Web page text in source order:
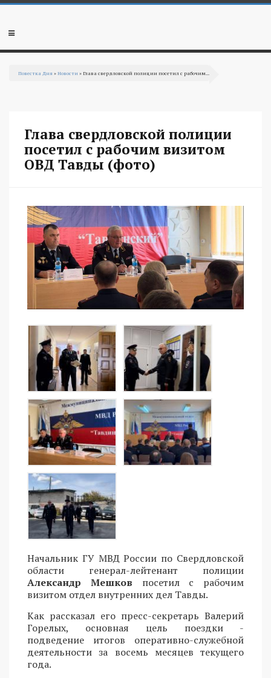
Перейти к основному содержанию
Мобильное
Повестка Дня »Новости » Глава свердловской полиции посетил с рабочим...
Глава свердловской полиции
посетил с рабочим визитом
ОВД Тавды (фото)
Начальник ГУ МВД России по Свердловской
области генерал-лейтенант полиции
Александр Мешков посетил с рабочим
визитом отдел внутренних дел Тавды.
Как рассказал его пресс-секретарь Валерий
Горелых, основная цель поездки -
подведение итогов оперативно-служебной
деятельности за восемь месяцев текущего
года.